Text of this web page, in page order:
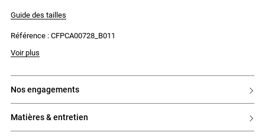
- Bords côtes aux poignets et à la taille
- Fermeture avec 3 boutons demi sphères gold gravé CP devant
Guide des tailles
Référence : CFPCA00728_B011
Voir plus
nos engagements
matières & entretien